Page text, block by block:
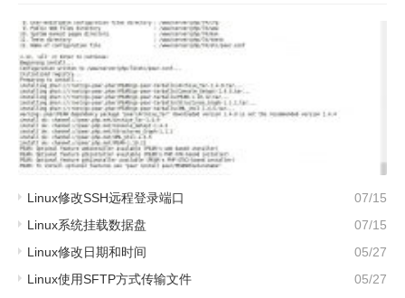
07/15
Linux修改SSH远程登录端口
07/15
Linux系统挂载数据盘
05/27
Linux修改日期和时间
05/27
Linux使用SFTP方式传输文件